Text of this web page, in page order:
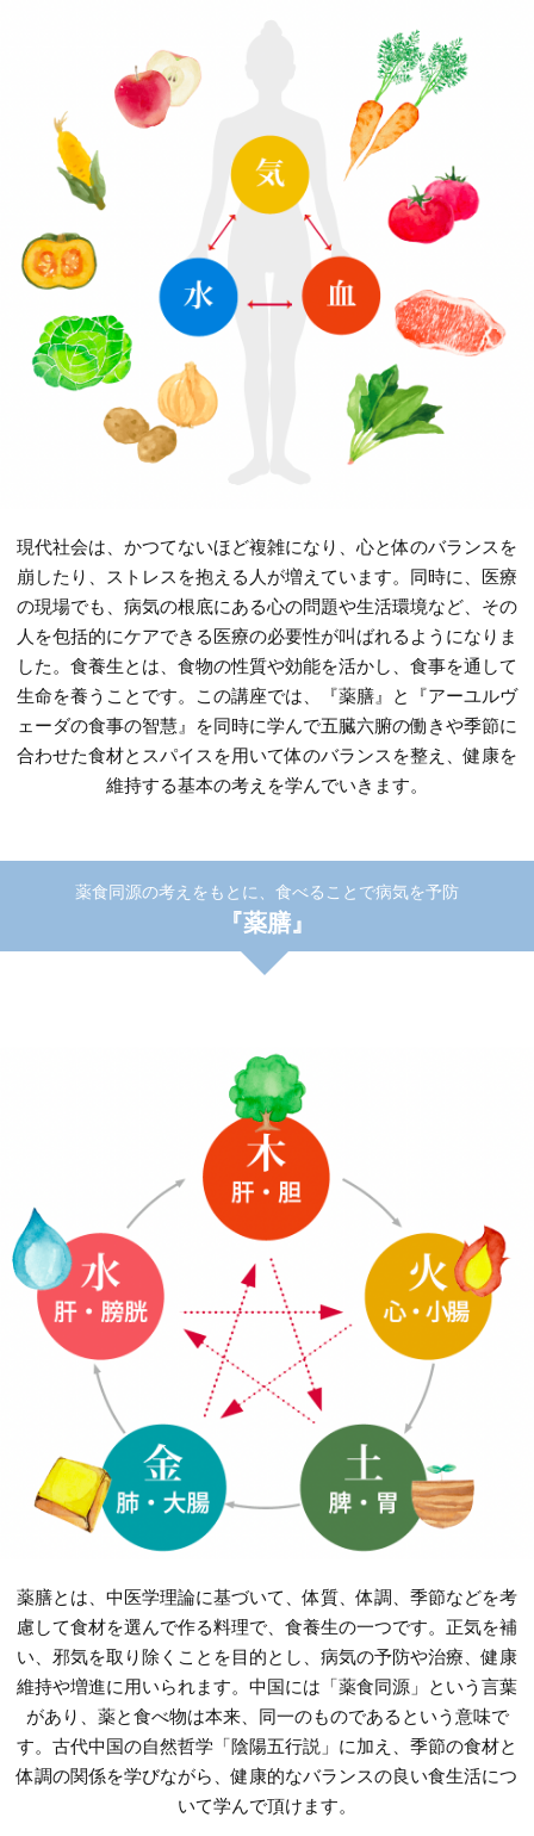
現代社会は、かつてないほど複雑になり、心と体のバランスを
崩したり、ストレスを抱える人が増えています。同時に、医療
の現場でも、病気の根底にある心の問題や生活環境など、その
人を包括的にケアできる医療の必要性が叫ばれるようになりま
した。食養生とは、食物の性質や効能を活かし、食事を通して
生命を養うことです。この講座では、『薬膳』と『アーユルヴ
ェーダの食事の智慧』を同時に学んで五臓六腑の働きや季節に
合わせた食材とスパイスを用いて体のバランスを整え、健康を
維持する基本の考えを学んでいきます。
薬食同源の考えをもとに、食べることで病気を予防
『薬膳』
薬膳とは、中医学理論に基づいて、体質、体調、季節などを考
慮して食材を選んで作る料理で、食養生の一つです。正気を補
い、邪気を取り除くことを目的とし、病気の予防や治療、健康
維持や増進に用いられます。中国には「薬食同源」という言葉
があり、薬と食べ物は本来、同一のものであるという意味で
す。古代中国の自然哲学「陰陽五行説」に加え、季節の食材と
体調の関係を学びながら、健康的なバランスの良い食生活につ
いて学んで頂けます。